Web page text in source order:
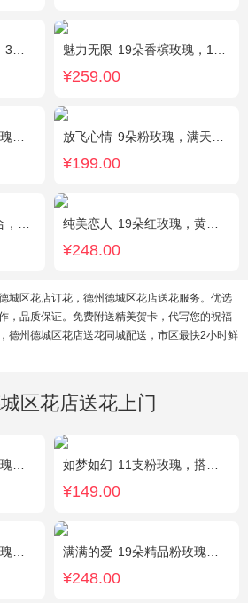
搭配 魅力无限 19朵香槟玫瑰，1枝多头白百合，桔梗、小花、绿叶搭配
¥259.00
配 放飞心情 9朵粉玫瑰，满天星、栀子叶适量
¥199.00
配 纯美恋人 19朵红玫瑰，黄莺、满天星、绿叶适量点缀
¥248.00
城区花店订花，德州德城区花店送花服务。优选
，品质保证。免费附送精美贺卡，代写您的祝福
德州德城区花店送花同城配送，市区最快2小时鲜
区花店送花上门
。 如梦如幻 11支粉玫瑰，搭配红豆点缀。
¥149.00
。 满满的爱 19朵精品粉玫瑰，搭配适量紫色勿忘我间插。
¥248.00